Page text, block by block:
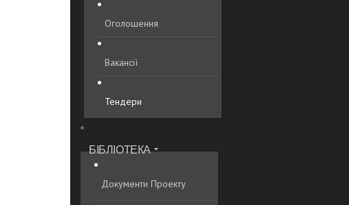
Оголошення
Вакансії
Тендери
БІБЛІОТЕКА
Документи Проекту